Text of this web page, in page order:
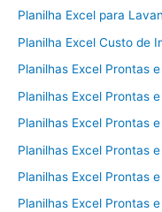
Planilha Excel para
Planilha Excel Custo de
Planilhas Excel Prontas
Planilhas Excel Prontas
Planilhas Excel Prontas
Planilhas Excel Prontas
Planilhas Excel Prontas
Planilhas Excel Prontas